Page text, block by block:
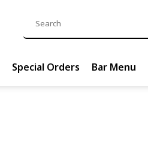
Special Orders Bar Menu